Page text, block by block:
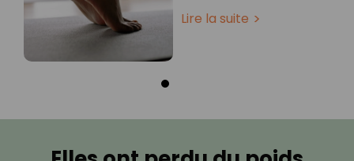
Lire la suite